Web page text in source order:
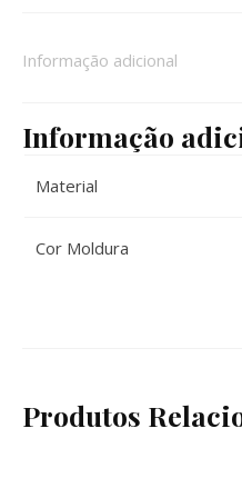
Informação adicional
Informação
Material
Cor Moldura
Produtos